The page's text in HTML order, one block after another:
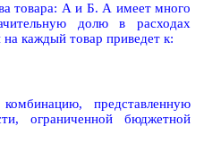
товара: А и Б. А имеет много
долю в расходах
каждый товар приведет к:
представленную
ограниченной бюджетной